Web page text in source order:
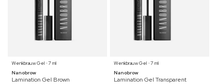
Wenkbrauw Gel ⋅ 7 ml
Nanobrow
Lamination Gel Brown
Wenkbrauw Gel ⋅ 7 ml
Nanobrow
Lamination Gel Transparent